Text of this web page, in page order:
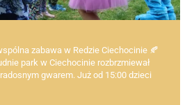
zabawa w Redzie Ciechocinie 🍂
park w Ciechocinie rozbrzmiewał
gwarem. Już od 15:00 dzieci